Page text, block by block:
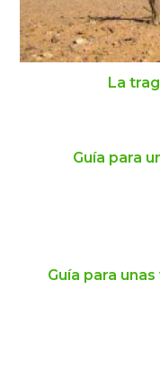
La
Guía para
Guía para